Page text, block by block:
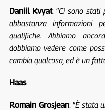
Daniil Kvyat: “Ci sono stati
abbastanza
qualifiche. Abbiamo
dobbiamo vedere come
cambia qualcosa, ed è un
Haas
Romain Grosjean: “È stata